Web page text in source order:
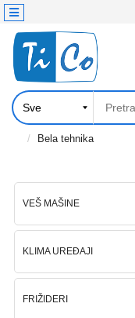
KATEGORIJE
Računari,
Komponente
Laptop
Televizori
projektori
PC
periferije
Kontakt
Bela tehnika
VEŠ MAŠINE
KLIMA UREĐAJI
FRIŽIDERI